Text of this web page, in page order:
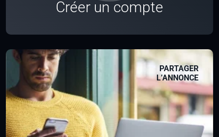
Créer un compte
PARTAGER
L’ANNONCE